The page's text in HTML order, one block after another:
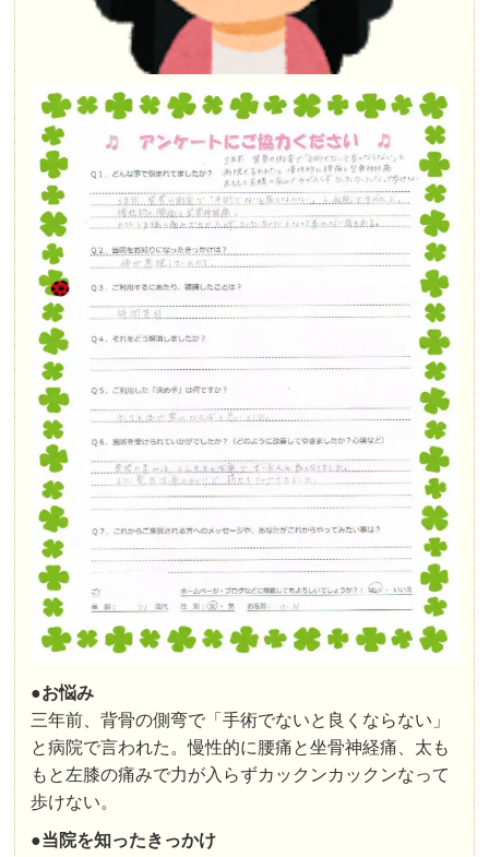
●お悩み
三年前、背骨の側弯で「手術でないと良くならない」
と病院で言われた。慢性的に腰痛と坐骨神経痛、太も
もと左膝の痛みで力が入らずカックンカックンなって
歩けない。
●当院を知ったきっかけ